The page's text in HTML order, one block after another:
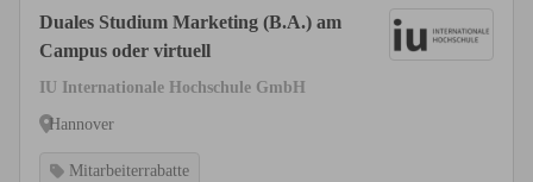
Duales Studium Marketing (B.A.) am
Campus oder virtuell
IU Internationale Hochschule GmbH
Hannover
Mitarbeiterrabatte